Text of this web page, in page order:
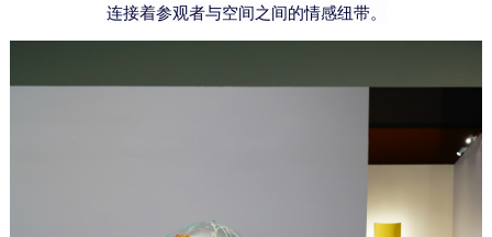
连接着参观者与空间之间的情感纽带。